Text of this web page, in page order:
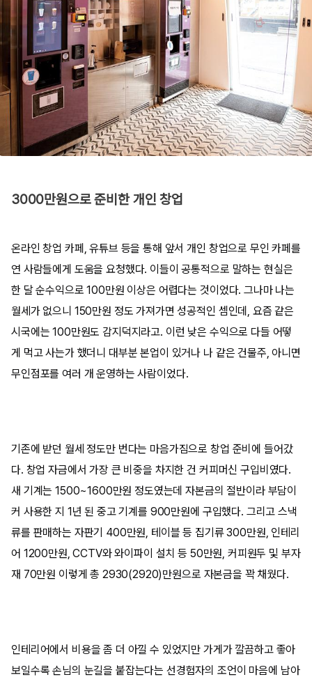
3000만원으로 준비한 개인 창업
온라인 창업 카페, 유튜브 등을 통해 앞서 개인 창업으로 무인 카페를
연 사람들에게 도움을 요청했다. 이들이 공통적으로 말하는 현실은
한 달 순수익으로 100만원 이상은 어렵다는 것이었다. 그나마 나는
월세가 없으니 150만원 정도 가져가면 성공적인 셈인데, 요즘 같은
시국에는 100만원도 감지덕지라고. 이런 낮은 수익으로 다들 어떻
게 먹고 사는가 했더니 대부분 본업이 있거나 나 같은 건물주, 아니면
무인점포를 여러 개 운영하는 사람이었다.
기존에 받던 월세 정도만 번다는 마음가짐으로 창업 준비에 들어갔
다. 창업 자금에서 가장 큰 비중을 차지한 건 커피머신 구입비였다.
새 기계는 1500~1600만원 정도였는데 자본금의 절반이라 부담이
커 사용한 지 1년 된 중고 기계를 900만원에 구입했다. 그리고 스낵
류를 판매하는 자판기 400만원, 테이블 등 집기류 300만원, 인테리
어 1200만원, CCTV와 와이파이 설치 등 50만원, 커피원두 및 부자
재 70만원 이렇게 총 2930(2920)만원으로 자본금을 꽉 채웠다.
인테리어에서 비용을 좀 더 아낄 수 있었지만 가게가 깔끔하고 좋아
보일수록 손님의 눈길을 붙잡는다는 선경험자의 조언이 마음에 남아